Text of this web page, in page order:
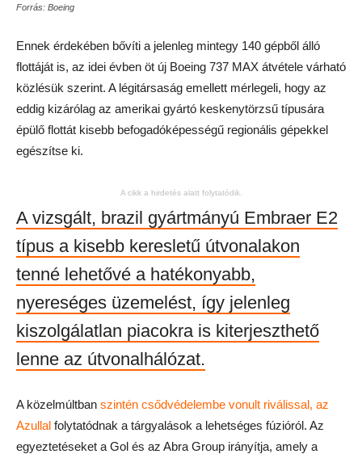
Forrás: Boeing
Ennek érdekében bővíti a jelenleg mintegy 140 gépből álló
flottáját is, az idei évben öt új Boeing 737 MAX átvétele várható
közlésük szerint. A légitársaság emellett mérlegeli, hogy az
eddig kizárólag az amerikai gyártó keskenytörzsű típusára
épülő flottát kisebb befogadóképességű regionális gépekkel
egészítse ki.
A cikk a hirdetés alatt folytatódik.
A vizsgált, brazil gyártmányú Embraer E2
típus a kisebb keresletű útvonalakon
tenné lehetővé a hatékonyabb,
nyereséges üzemelést, így jelenleg
kiszolgálatlan piacokra is kiterjeszthető
lenne az útvonalhálózat.
A közelmúltban szintén csődvédelembe vonult riválissal, az
Azullal folytatódnak a tárgyalások a lehetséges fúzióról. Az
egyeztetéseket a Gol és az Abra Group irányítja, amely a